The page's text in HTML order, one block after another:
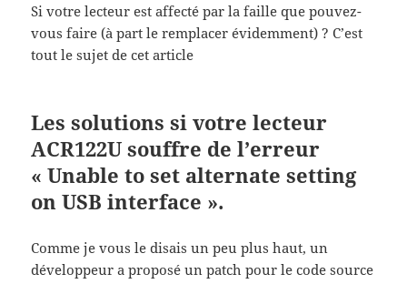
Si votre lecteur est affecté par la faille que pouvez-
vous faire (à part le remplacer évidemment) ? C’est
tout le sujet de cet article
Les solutions si votre lecteur
ACR122U souffre de l’erreur
« Unable to set alternate setting
on USB interface ».
Comme je vous le disais un peu plus haut, un
développeur a proposé un patch pour le code source